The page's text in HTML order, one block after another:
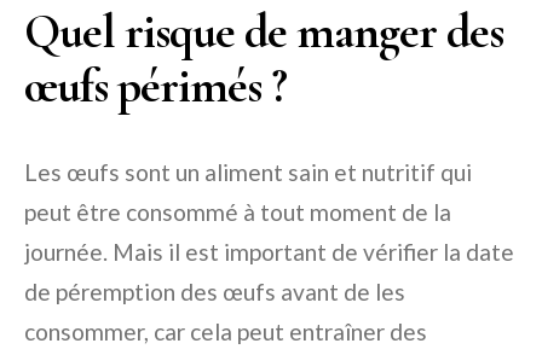
Quel risque de manger des
œufs périmés ?
Les œufs sont un aliment sain et nutritif qui
peut être consommé à tout moment de la
journée. Mais il est important de vérifier la date
de péremption des œufs avant de les
consommer, car cela peut entraîner des